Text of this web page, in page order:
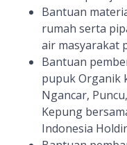
Bantuan
rumah serta
air masyarakat
Bantuan
pupuk Organik
Ngancar,
Kepung
Indonesia